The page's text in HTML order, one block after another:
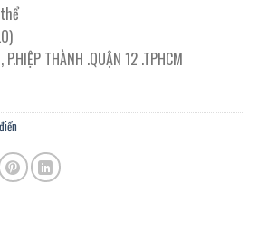
THÀNH .QUẬN 12 .TPHCM